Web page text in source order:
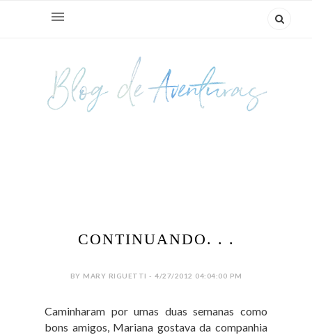
CONTINUANDO. . .
BY MARY RIGUETTI - 4/27/2012 04:04:00 PM
Caminharam por umas duas semanas como
bons amigos, Mariana gostava da companhia